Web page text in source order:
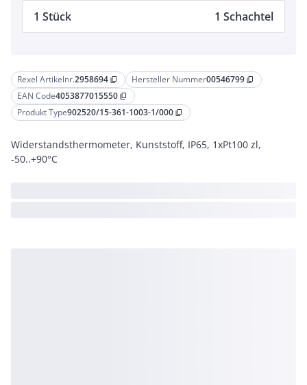
Rexel Artikelnr.2958694 content_copy Hersteller Nummer00546799 content_copy
EAN Code4053877015550 content_copy
Produkt Type902520/15-361-1003-1/000 content_copy
Widerstandsthermometer, Kunststoff, IP65, 1xPt100 zl,
-50..+90°C
1 Stück 1 Schachtel